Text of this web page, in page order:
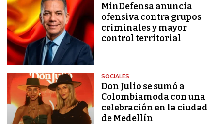
MinDefensa anuncia
ofensiva contra grupos
criminales y mayor
control territorial
SOCIALES
Don Julio se sumó a
Colombiamoda con una
celebración en la ciudad
de Medellín